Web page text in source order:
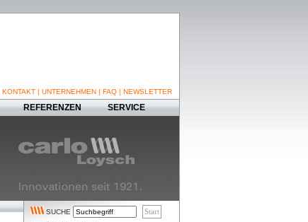
KONTAKT | UNTERNEHMEN | FAQ | NEWSLETTER
REFERENZEN
SERVICE
SUCHE